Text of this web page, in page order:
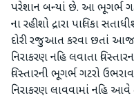
પરેશાન બન્યાં છે. આ ભૂગર્ભ
ના રહીશો દ્રારા પાલિકા
દોરી રજુઆત કરવા છતાં
નિરાકરણ નહિ લવાતા
વિસ્તારની ભૂગર્ભ ગટરો
નિરાકરણ લાવવામાં નહિ આવે